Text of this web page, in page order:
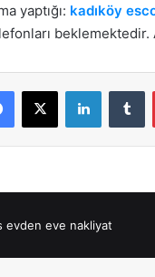
yaptığı: kadıköy
beklemektedir.
Facebook
X LinkedIn
evden eve nakliyat